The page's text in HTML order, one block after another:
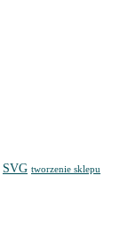
SVG tworzenie sklepu